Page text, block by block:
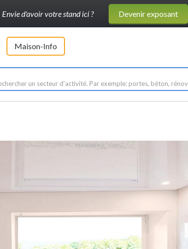
Envie d'avoir votre stand ici ? Devenir exposant
Maison-Info